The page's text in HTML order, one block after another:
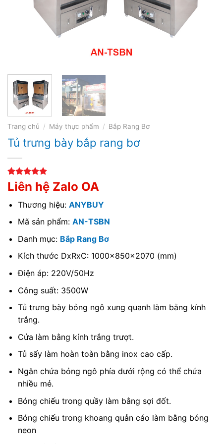
Trang chủ / Máy thực phẩm / Bắp Rang Bơ
Tủ trưng bày bắp rang bơ
5.00trên 5
dựa trên
1
Liên hệ Zalo OA
Thương hiệu: ANYBUY
Mã sản phẩm: AN-TSBN
Danh mục: Bắp Rang Bơ
Kích thước DxRxC: 1000x850x2070 (mm)
Điện áp: 220V/50Hz
Công suất: 3500W
Tủ trưng bày bỏng ngô xung quanh làm bằng kính
trắng.
Cửa làm bằng kính trắng trượt.
Tủ sấy làm hoàn toàn bằng inox cao cấp.
Ngăn chứa bỏng ngô phía dưới rộng có thể chứa
nhiều mẻ.
Bóng chiếu trong quầy làm bằng sợi đốt.
Bóng chiếu trong khoang quản cáo làm bằng bóng
neon